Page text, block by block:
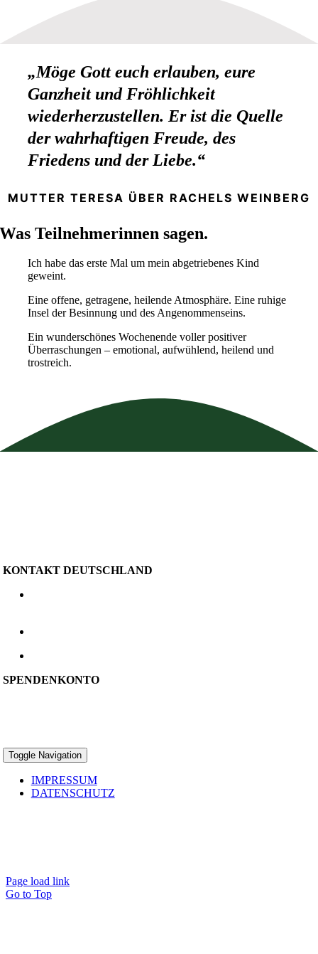
„Möge Gott euch erlauben, eure
Ganzheit und Fröhlichkeit
wiederherzustellen. Er ist die Quelle
der wahrhaftigen Freude, des
Friedens und der Liebe.“
MUTTER TERESA ÜBER RACHELS WEINBERG
Was Teilnehmerinnen sagen.
Ich habe das erste Mal um mein abgetriebenes Kind
geweint.
Eine offene, getragene, heilende Atmosphäre. Eine ruhige
Insel der Besinnung und des Angenommenseins.
Ein wunderschönes Wochenende voller positiver
Überraschungen – emotional, aufwühlend, heilend und
trostreich.
KONTAKT DEUTSCHLAND
SPENDENKONTO
Toggle Navigation
IMPRESSUM
DATENSCHUTZ
Page load link
Go to Top